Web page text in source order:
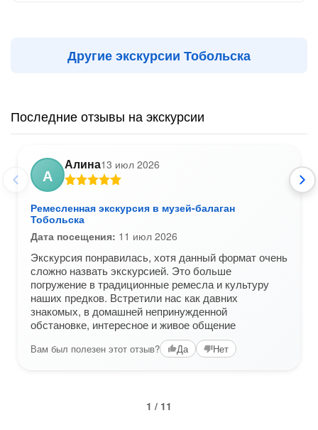
Другие экскурсии Тобольска
Последние отзывы на экскурсии
А
Алина13 июл 2026
Ремесленная экскурсия в музей-балаган
Тобольска
Дата посещения: 11 июл 2026
Экскурсия понравилась, хотя данный формат очень
сложно назвать экскурсией. Это больше
погружение в традиционные ремесла и культуру
наших предков. Встретили нас как давних
знакомых, в домашней непринужденной
обстановке, интересное и живое общение
Вам был полезен этот отзыв? Да Нет
1 / 11